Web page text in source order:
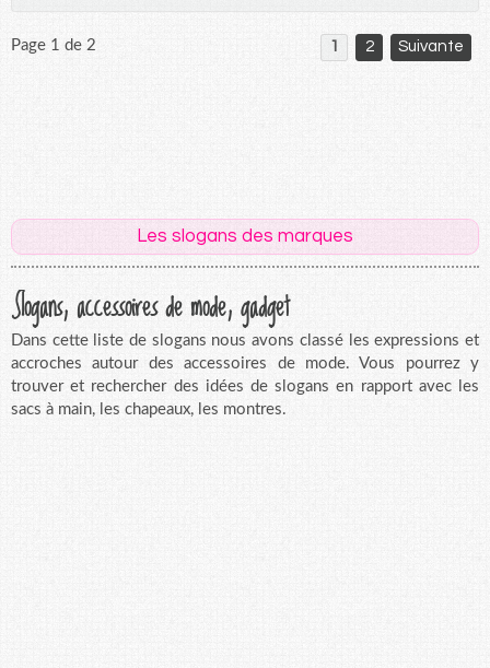
Page 1 de 2 1 2 Suivante
Les slogans des marques
Slogans, accessoires de mode, gadget
Dans cette liste de slogans nous avons classé les expressions et
accroches autour des accessoires de mode. Vous pourrez y
trouver et rechercher des idées de slogans en rapport avec les
sacs à main, les chapeaux, les montres.